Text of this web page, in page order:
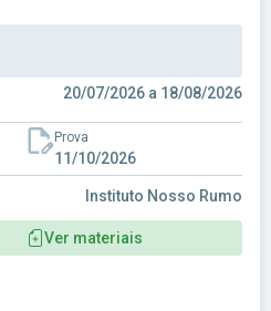
20/07/2026 a 18/08/2026
Prova
11/10/2026
Instituto Nosso Rumo
Ver materiais